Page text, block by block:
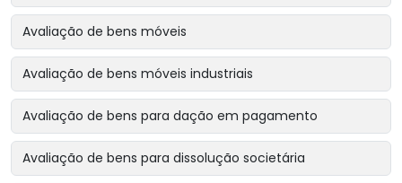
Avaliação de bens móveis
Avaliação de bens móveis industriais
Avaliação de bens para dação em pagamento
Avaliação de bens para dissolução societária